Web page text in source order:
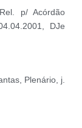
p/ Acórdão
DJe
Plenário, j.